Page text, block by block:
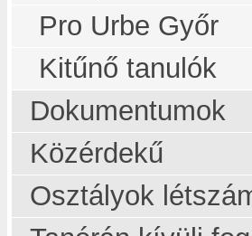
Pro Urbe Győr
Kitűnő tanulók
Dokumentumok
Közérdekű
Osztályok